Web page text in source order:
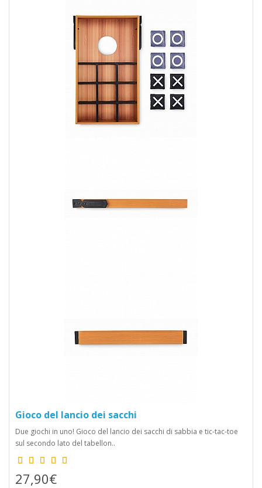
Gioco del lancio dei sacchi
Due giochi in uno! Gioco del lancio dei sacchi di sabbia e tic-tac-toe
sul secondo lato del tabellon..
27,90€